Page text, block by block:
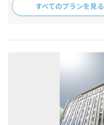
すべてのプランを見る